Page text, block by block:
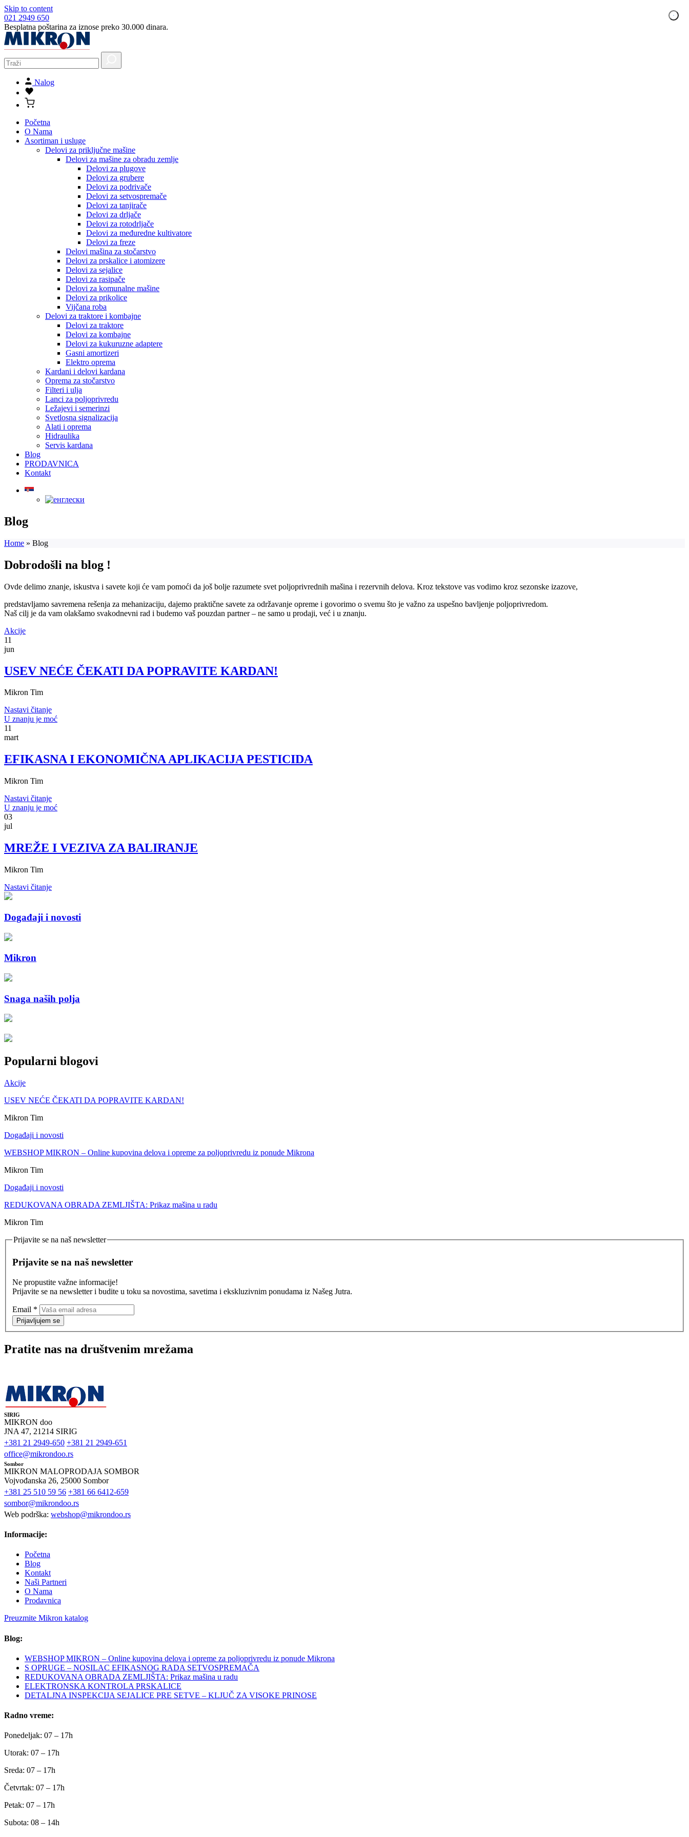
Skip to content
021 2949 650
Besplatna poštarina za iznose preko 30.000 dinara.
Nalog
Početna
O Nama
Asortiman i usluge
Delovi za priključne mašine
Delovi za mašine za obradu zemlje
Delovi za plugove
Delovi za grubere
Delovi za podrivače
Delovi za setvospremače
Delovi za tanjirače
Delovi za drljače
Delovi za rotodrljače
Delovi za međuredne kultivatore
Delovi za freze
Delovi mašina za stočarstvo
Delovi za prskalice i atomizere
Delovi za sejalice
Delovi za rasipače
Delovi za komunalne mašine
Delovi za prikolice
Vijčana roba
Delovi za traktore i kombajne
Delovi za traktore
Delovi za kombajne
Delovi za kukuruzne adaptere
Gasni amortizeri
Elektro oprema
Kardani i delovi kardana
Oprema za stočarstvo
Filteri i ulja
Lanci za poljoprivredu
Ležajevi i semerinzi
Svetlosna signalizacija
Alati i oprema
Hidraulika
Servis kardana
Blog
PRODAVNICA
Kontakt
Blog
Home » Blog
Dobrodošli na blog !
Ovde delimo znanje, iskustva i savete koji će vam pomoći da još bolje razumete svet poljoprivrednih mašina i rezervnih delova. Kroz tekstove vas vodimo kroz sezonske izazove,
predstavljamo savremena rešenja za mehanizaciju, dajemo praktične savete za održavanje opreme i govorimo o svemu što je važno za uspešno bavljenje poljoprivredom.
Naš cilj je da vam olakšamo svakodnevni rad i budemo vaš pouzdan partner – ne samo u prodaji, već i u znanju.
Akcije
11
jun
USEV NEĆE ČEKATI DA POPRAVITE KARDAN!
Mikron Tim
Nastavi čitanje
U znanju je moć
11
mart
EFIKASNA I EKONOMIČNA APLIKACIJA PESTICIDA
Mikron Tim
Nastavi čitanje
U znanju je moć
03
jul
MREŽE I VEZIVA ZA BALIRANJE
Mikron Tim
Nastavi čitanje
Događaji i novosti
Mikron
Snaga naših polja
Popularni blogovi
Akcije
USEV NEĆE ČEKATI DA POPRAVITE KARDAN!
Mikron Tim
Događaji i novosti
WEBSHOP MIKRON – Online kupovina delova i opreme za poljoprivredu iz ponude Mikrona
Mikron Tim
Događaji i novosti
REDUKOVANA OBRADA ZEMLJIŠTA: Prikaz mašina u radu
Mikron Tim
Prijavite se na naš newsletter
Prijavite se na naš newsletter
Ne propustite važne informacije!
Prijavite se na newsletter i budite u toku sa novostima, savetima i ekskluzivnim ponudama iz Našeg Jutra.
Email *
Prijavljujem se
Pratite nas na društvenim mrežama
SIRIG
MIKRON doo
JNA 47, 21214 SIRIG
+381 21 2949-650 +381 21 2949-651
office@mikrondoo.rs
Sombor
MIKRON MALOPRODAJA SOMBOR
Vojvođanska 26, 25000 Sombor
+381 25 510 59 56 +381 66 6412-659
sombor@mikrondoo.rs
Web podrška: webshop@mikrondoo.rs
Informacije:
Početna
Blog
Kontakt
Naši Partneri
O Nama
Prodavnica
Preuzmite Mikron katalog
Blog:
WEBSHOP MIKRON – Online kupovina delova i opreme za poljoprivredu iz ponude Mikrona
S OPRUGE – NOSILAC EFIKASNOG RADA SETVOSPREMAČA
REDUKOVANA OBRADA ZEMLJIŠTA: Prikaz mašina u radu
ELEKTRONSKA KONTROLA PRSKALICE
DETALJNA INSPEKCIJA SEJALICE PRE SETVE – KLJUČ ZA VISOKE PRINOSE
Radno vreme:
Ponedeljak: 07 – 17h
Utorak: 07 – 17h
Sreda: 07 – 17h
Četvrtak: 07 – 17h
Petak: 07 – 17h
Subota: 08 – 14h